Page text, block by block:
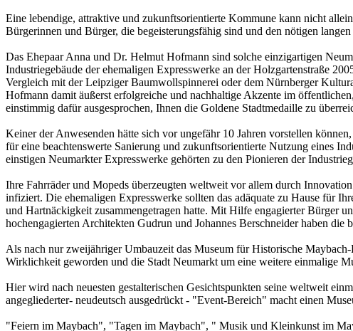
Eine lebendige, attraktive und zukunftsorientierte Kommune kann nicht
Bürgerinnen und Bürger, die begeisterungsfähig sind und den nötigen
Das Ehepaar Anna und Dr. Helmut Hofmann sind solche einzigartigen
Industriegebäude der ehemaligen Expresswerke an der Holzgartenstraße
Vergleich mit der Leipziger Baumwollspinnerei oder dem Nürnberger
Hofmann damit äußerst erfolgreiche und nachhaltige Akzente im
einstimmig dafür ausgesprochen, Ihnen die Goldene Stadtmedaille zu
Keiner der Anwesenden hätte sich vor ungefähr 10 Jahren vorstellen
für eine beachtenswerte Sanierung und zukunftsorientierte Nutzung eines
einstigen Neumarkter Expresswerke gehörten zu den Pionieren der
Ihre Fahrräder und Mopeds überzeugten weltweit vor allem durch
infiziert. Die ehemaligen Expresswerke sollten das adäquate zu Hause für
und Hartnäckigkeit zusammengetragen hatte. Mit Hilfe engagierter Bürger
hochengagierten Architekten Gudrun und Johannes Berschneider haben
Als nach nur zweijähriger Umbauzeit das Museum für Historische
Wirklichkeit geworden und die Stadt Neumarkt um eine weitere einmalige
Hier wird nach neuesten gestalterischen Gesichtspunkten seine weltweit
angegliederter- neudeutsch ausgedrückt - "Event-Bereich" macht einen
"Feiern im Maybach", "Tagen im Maybach", " Musik und Kleinkunst im